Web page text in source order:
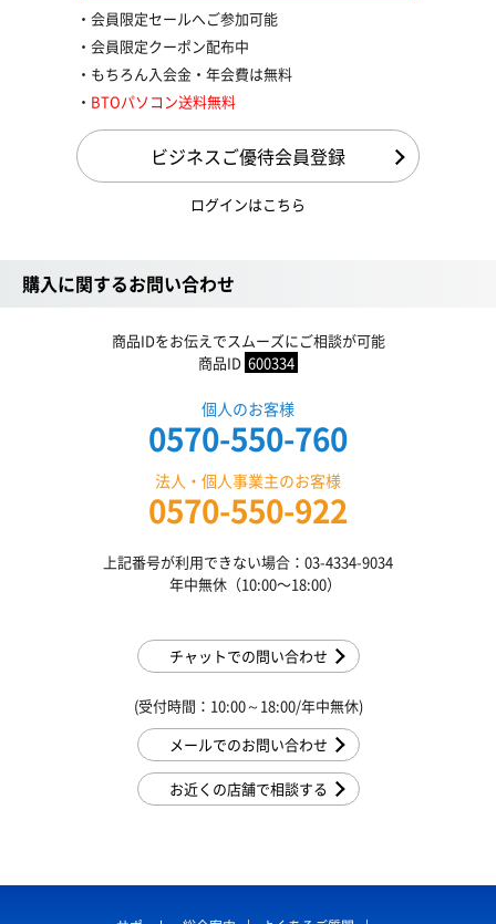
会員限定セールへご参加可能
会員限定クーポン配布中
もちろん入会金・年会費は無料
BTOパソコン送料無料
ビジネスご優待会員登録
ログインはこちら
購入に関するお問い合わせ
商品IDをお伝えでスムーズにご相談が可能
商品ID 600334
個人のお客様
0570-550-760
法人・個人事業主のお客様
0570-550-922
上記番号が利用できない場合：03-4334-9034
年中無休（10:00〜18:00）
チャットでの問い合わせ
(受付時間：10:00～18:00/年中無休)
メールでのお問い合わせ
お近くの店舗で相談する